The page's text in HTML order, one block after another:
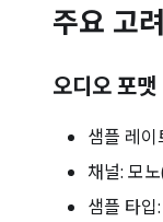
주요 고
오디오 포맷
샘플 레
채널: 모
샘플 타